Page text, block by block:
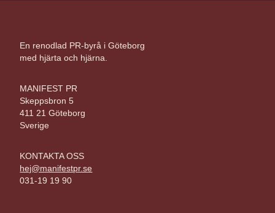
En renodlad PR-byrå i Göteborg
med hjärta och hjärna.
MANIFEST PR
Skeppsbron 5
411 21 Göteborg
Sverige
KONTAKTA OSS
hej@manifestpr.se
031-19 19 90